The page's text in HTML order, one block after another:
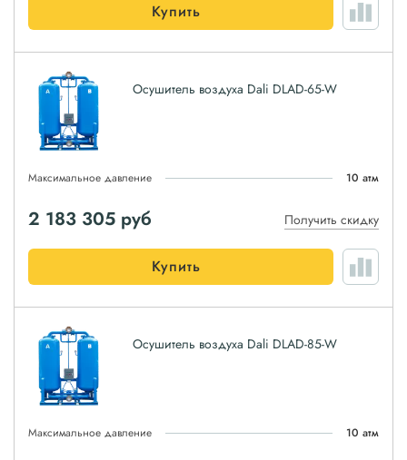
Купить
Осушитель воздуха Dali DLAD-65-W
Максимальное давление 10 атм
2 183 305 руб Получить скидку
Купить
Осушитель воздуха Dali DLAD-85-W
Максимальное давление 10 атм